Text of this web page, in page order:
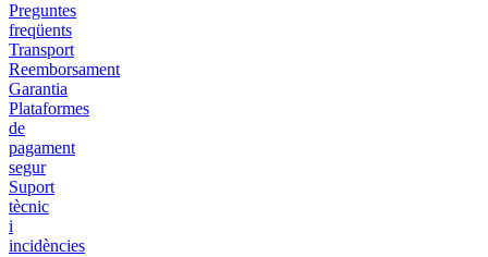
Preguntes
freqüents
Transport
Reemborsament
Garantia
Plataformes
de
pagament
segur
Suport
tècnic
i
incidències